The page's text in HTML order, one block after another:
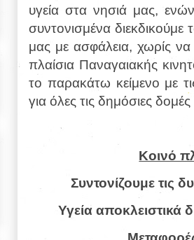
υγεία στα νησιά μας,
συντονισμένα
μας με ασφάλεια, χωρίς
πλαίσια Παναγαιακής
το παρακάτω κείμενο με
για όλες τις δημόσιες
Κοινό
Συντονίζουμε τις
Υγεία αποκλειστικά